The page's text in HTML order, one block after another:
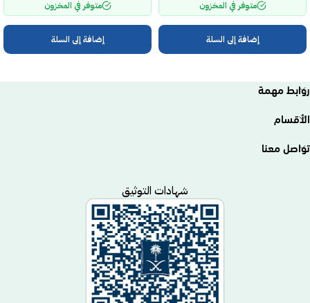
متوفر في المخزون
إضافة إلى السلة
متوفر في المخزون
إضافة إلى السلة
روابط مهمة
الأقسام
تواصل معنا
شهادات التوثيق